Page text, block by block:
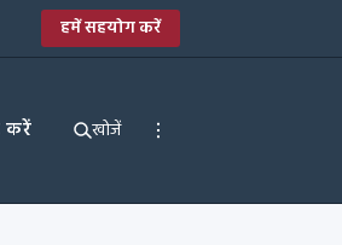
हमें सहयोग करें
करें खोजें